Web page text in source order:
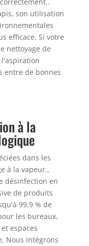
son utilisation
efficace. Si votre
nettoyage de
entre de bonnes
à la
dans les
à la vapeur.,
désinfection en
de produits
99,9 % de
les bureaux,
espaces
Nous intégrons